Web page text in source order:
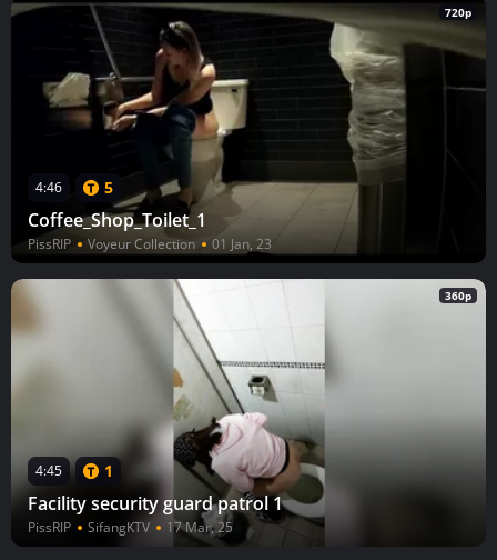
720p
4:46 5
Coffee_Shop_Toilet_1
PissRIP Voyeur Collection 01 Jan, 23
360p
4:45 1
Facility security guard patrol 1
PissRIP SifangKTV 17 Mar, 25